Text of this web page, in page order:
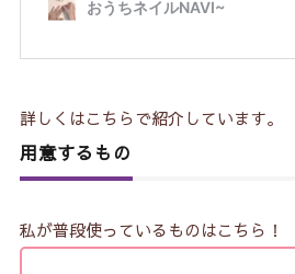
詳しくはこちらで紹介しています。
用意するもの
私が普段使っているものはこちら！